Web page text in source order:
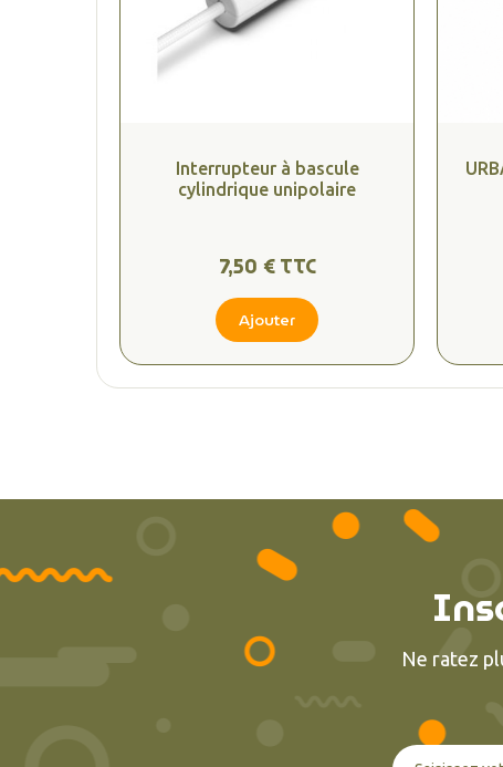
Interrupteur à bascule
cylindrique unipolaire
7,50 € TTC
Ajouter
Ne ratez